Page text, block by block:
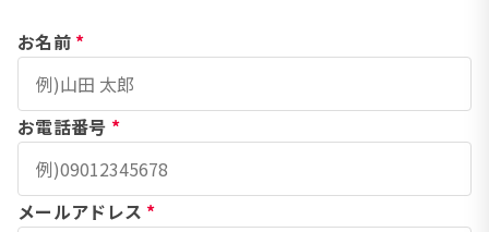
お名前 *
お電話番号 *
メールアドレス *